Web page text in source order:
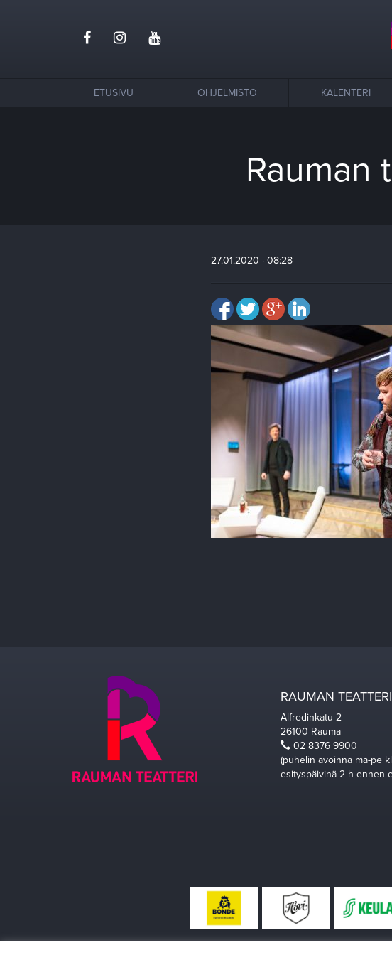
ETUSIVU OHJELMISTO KALENTERI
Rauman
27.01.2020 · 08:28
RAUMAN TEATTERI
Alfredinkatu 2
26100 Rauma
02 8376 9900
(puhelin avoinna ma-pe
esityspäivinä 2 h ennen